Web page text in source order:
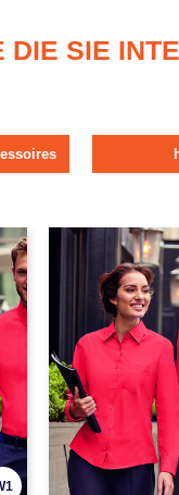
DIE SIE